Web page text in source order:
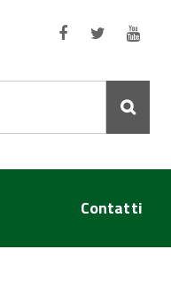
Contatti